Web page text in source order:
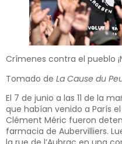
Crímenes contra el pueblo
Tomado de La Cause du
El 7 de junio a las 11 de la
que habían venido a París
Clément Méric fueron
farmacia de Aubervilliers.